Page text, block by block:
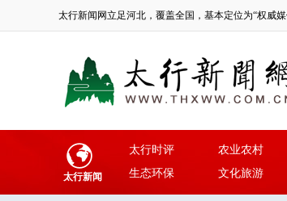
太行新闻网立足河北，覆盖全国，基本定位为“权威媒
太行新闻
太行时评 农业农村
生态环保
文化旅游